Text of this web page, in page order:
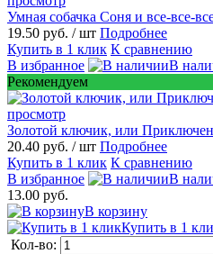
Умная собачка Соня и все-все-
19.50 руб. / шт Подробнее
Купить в 1 клик К сравнению
В избранное
В
Рекомендуем
просмотр
Золотой ключик, или
20.40 руб. / шт Подробнее
Купить в 1 клик К сравнению
В избранное
В
13.00 руб.
В корзину
Купить в 1
Кол-во: